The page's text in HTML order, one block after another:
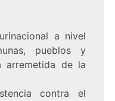
a nivel
pueblos y
arremetida de la
contra el